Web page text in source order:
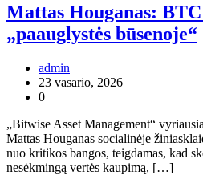
Mattas Houganas:
„paauglystės būsenoje“
admin
23 vasario, 2026
0
„Bitwise Asset Management“
Mattas Houganas socialinėje
nuo kritikos bangos, teigdamas, kad
nesėkmingą vertės kaupimą, […]